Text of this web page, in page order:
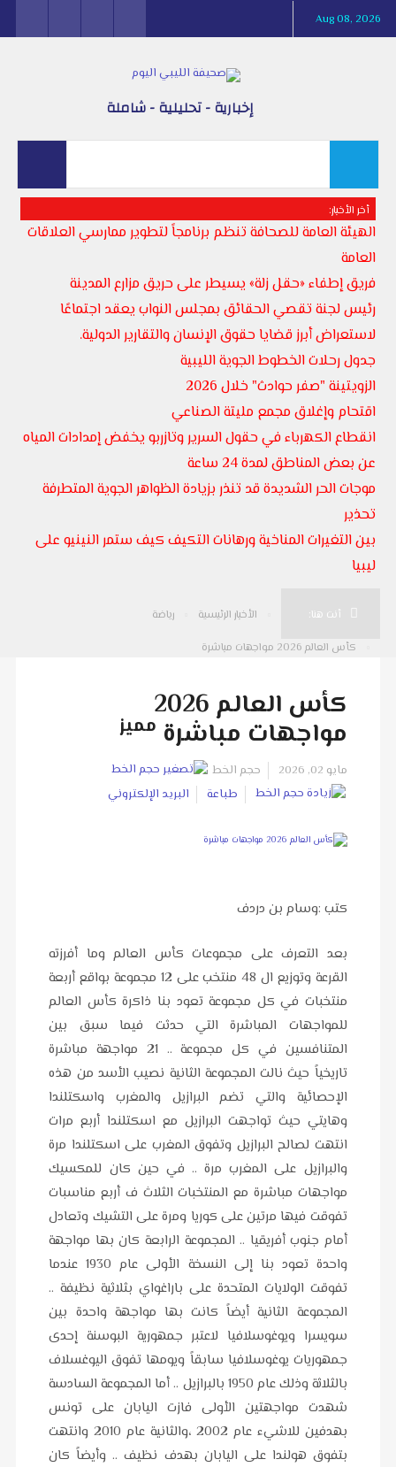
Aug 08, 2026
إخبارية - تحليلية - شاملة
أخر الأخبار:
الهيئة العامة للصحافة تنظم برنامجاً لتطوير ممارسي العلاقات
العامة
فريق إطفاء «حقل زلة» يسيطر على حريق مزارع المدينة
رئيس لجنة تقصي الحقائق بمجلس النواب يعقد اجتماعًا
لاستعراض أبرز قضايا حقوق الإنسان والتقارير الدولية.
جدول رحلات الخطوط الجوية الليبية
الزويتينة "صفر حوادث" خلال 2026
اقتحام وإغلاق مجمع مليتة الصناعي
انقطاع الكهرباء في حقول السرير وتازربو يخفض إمدادات المياه
عن بعض المناطق لمدة 24 ساعة
موجات الحر الشديدة قد تنذر بزيادة الظواهر الجوية المتطرفة
تحذير
بين التغيرات المناخية ورهانات التكيف كيف ستمر النينيو على
ليبيا
أنت هنا: الأخبار الرئيسية
رياضة
كأس العالم 2026 مواجهات مباشرة
كأس العالم 2026
مواجهات مباشرة مميز
مايو 02, 2026
حجم الخط
طباعة
البريد الإلكتروني
كتب :وسام بن دردف
بعد التعرف على مجموعات كأس العالم وما أفرزته
القرعة وتوزيع ال 48 منتخب على 12 مجموعة بواقع أربعة
منتخبات في كل مجموعة تعود بنا ذاكرة كأس العالم
للمواجهات المباشرة التي حدثت فيما سبق بين
المتنافسين في كل مجموعة .. 21 مواجهة مباشرة
تاريخياً حيث نالت المجموعة الثانية نصيب الأسد من هذه
الإحصائية والتي تضم البرازيل والمغرب واسكتلندا
وهايتي حيث تواجهت البرازيل مع اسكتلندا أربع مرات
انتهت لصالح البرازيل وتفوق المغرب على اسكتلندا مرة
والبرازيل على المغرب مرة .. في حين كان للمكسيك
مواجهات مباشرة مع المنتخبات الثلاث ف أربع مناسبات
تفوقت فيها مرتين على كوريا ومرة على التشيك وتعادل
أمام جنوب أفريقيا .. المجموعة الرابعة كان بها مواجهة
واحدة تعود بنا إلى النسخة الأولى عام 1930 عندما
تفوقت الولايات المتحدة على باراغواي بثلاثية نظيفة ..
المجموعة الثانية أيضاً كانت بها مواجهة واحدة بين
سويسرا ويوغوسلافيا لاعتبر جمهورية البوسنة إحدى
جمهوريات يوغوسلافيا سابقاً ويومها تفوق اليوغسلاف
بالثلاثة وذلك عام 1950 بالبرازيل .. أما المجموعة السادسة
شهدت مواجهتين الأولى فازت اليابان على تونس
بهدفين للاشيء عام 2002 ،والثانية عام 2010 وانتهت
بتفوق هولندا على اليابان بهدف نظيف .. وأيضاً كان